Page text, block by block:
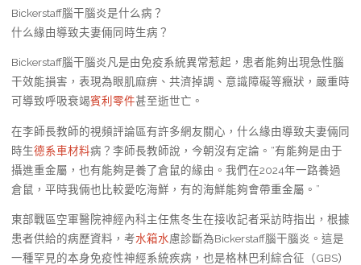
Bickerstaff腦干腦炎是什么病？
什么緣由導致夫妻倆同時生病？
Bickerstaff腦干腦炎凡是由免疫系統異常惹起，患者能夠出現急性腦
干效能損害，表現為眼肌麻痹、共濟掉調、意識障礙等癥狀，嚴重時
可導致呼吸衰竭賓利零件甚至逝世亡。
在李師長教師的視頻評論區有許多網友關心，什么緣由導致夫妻倆同
時生德系車材料病？李師長教師說，今朝沒有定論。“有能夠是由于
攝進重金屬，也有能夠是養了倉鼠的緣由。我們在2024年一路養過
倉鼠，平時我倆也比較愛吃海鮮，有的海鮮能夠會帶重金屬。”
東部戰區空軍醫院神經內科主任焦冬生在接收記者采訪時指出，根據
患者供給的病歷資料，考水箱水慮診斷為Bickerstaff腦干腦炎。這是
一種罕見的本身免疫性神經系統疾病，也是格林巴利綜合征（GBS）